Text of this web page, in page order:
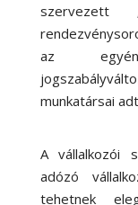
szervezett
az
munkatársai
A vállalkozói
adózó
tehetnek